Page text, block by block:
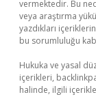
vermektedir. Bu
veya araştırma
yazdıkları
bu sorumluluğu
Hukuka ve yasal
içerikleri,
halinde, ilgili